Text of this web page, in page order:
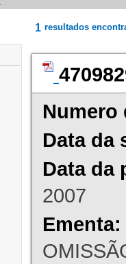
1 resultados
Numero
Data da
Data da
2007
Ementa: